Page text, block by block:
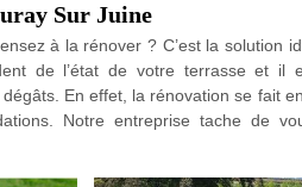
Sur Juine
à la rénover ? C’est la solution
de l’état de votre terrasse et il
En effet, la rénovation se fait
Notre entreprise tache de